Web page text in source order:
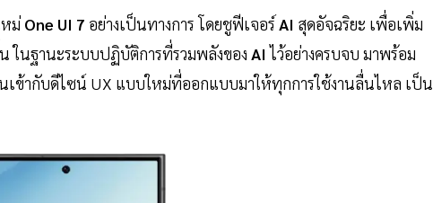
ม่ One UI 7 อย่างเป็นทางการ โดยชูฟีเจอร์ AI สุดอัจฉริยะ เพื่อเพิ่ม
ในฐานะระบบปฏิบัติการที่รวมพลังของ AIไว้อย่างครบจบ มาพร้อม
ข้ากับดีไซน์ UX แบบใหม่ที่ออกแบบมาให้ทุกการใช้งานลื่นไหล เป็น